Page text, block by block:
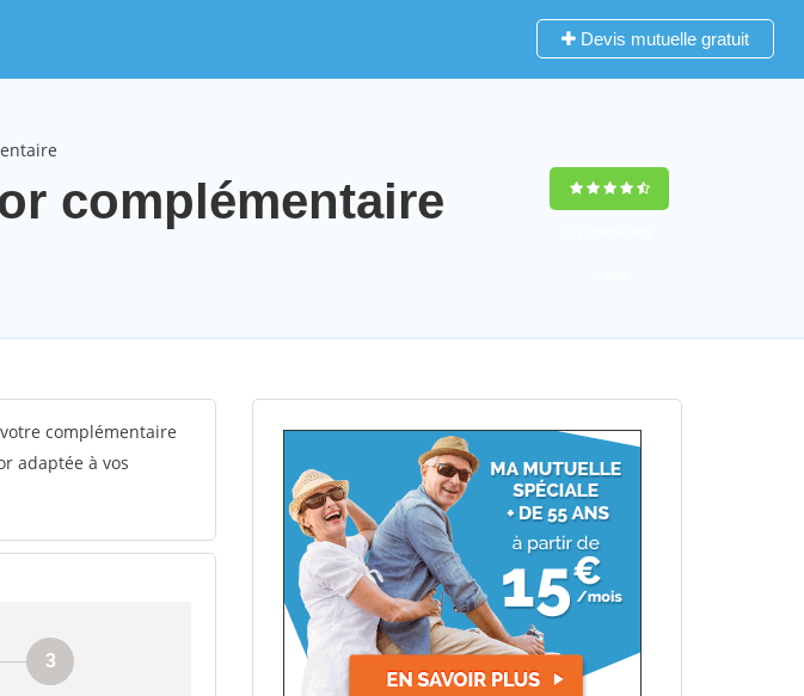
Devis mutuelle gratuit
complémentaire
complémentaire
adaptée à vos